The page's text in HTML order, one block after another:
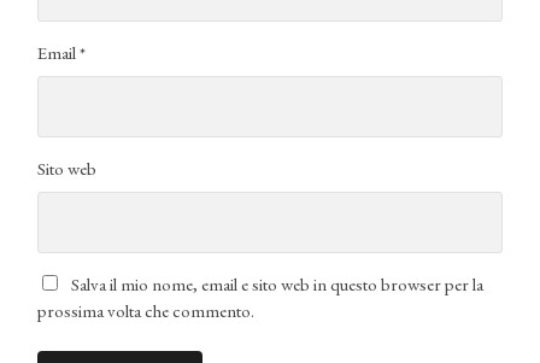
Email*
Sito web
Salva il mio nome, email e sito web in questo browser per la
prossima volta che commento.